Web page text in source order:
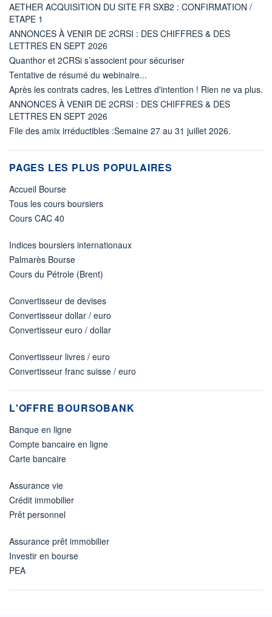
AETHER ACQUISITION DU SITE FR SXB2 : CONFIRMATION /
ETAPE 1
ANNONCES À VENIR DE 2CRSI : DES CHIFFRES & DES
LETTRES EN SEPT 2026
Quanthor et 2CRSi s’associent pour sécuriser
Tentative de résumé du webinaire...
Après les contrats cadres, les Lettres d'intention ! Rien ne va plus.
ANNONCES À VENIR DE 2CRSI : DES CHIFFRES & DES
LETTRES EN SEPT 2026
File des amix irréductibles :Semaine 27 au 31 juillet 2026.
PAGES LES PLUS POPULAIRES
Accueil Bourse
Tous les cours boursiers
Cours CAC 40
Indices boursiers internationaux
Palmarès Bourse
Cours du Pétrole (Brent)
Convertisseur de devises
Convertisseur dollar / euro
Convertisseur euro / dollar
Convertisseur livres / euro
Convertisseur franc suisse / euro
L'OFFRE BOURSOBANK
Banque en ligne
Compte bancaire en ligne
Carte bancaire
Assurance vie
Crédit immobilier
Prêt personnel
Assurance prêt immobilier
Investir en bourse
PEA